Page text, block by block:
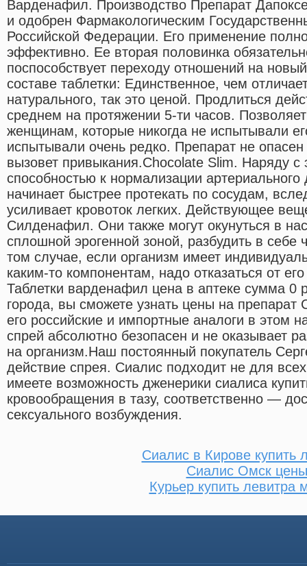
Варденафил. Производство Препарат
и одобрен Фармакологическим
Российской Федерации. Его применение
эффективно. Ее вторая половинка
поспособствует переходу отношений на
составе таблетки: Единственное, чем
натурального, так это ценой. Продлиться
среднем на протяжении 5-ти часов.
женщинам, которые никогда не испытывали
испытывали очень редко. Препарат не
вызовет привыкания.Chocolate Slim. Наряду с
способностью к нормализации
начинает быстрее протекать по сосудам,
усиливает кровоток легких. Действующее
Силденафил. Они также могут окунуться в
сплошной эрогенной зоной, разбудить в себе
том случае, если организм имеет
каким-то компонентам, надо отказаться от
Таблетки варденафил цена в аптеке сумма 0
города, вы сможете узнать цены на
его российские и импортные аналоги в этом
спрей абсолютно безопасен и не оказывает
на организм.Наш постоянный покупатель
действие спрея. Сиалис подходит не для
имеете возможность дженерики сиалиса
кровообращения в тазу, соответственно —
сексуального возбуждения.
Сиалис в Кирове купить
Сиалис Омск цены
Курьер купить левитра